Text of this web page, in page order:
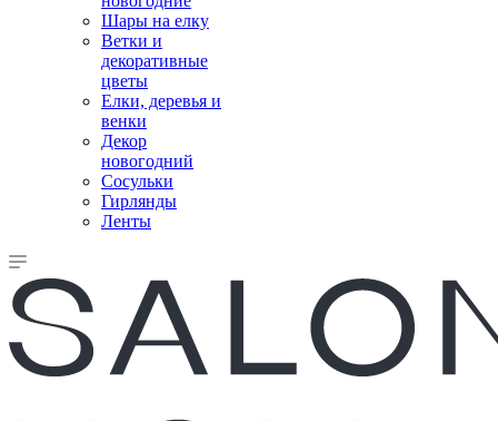
Шары на елку
Ветки и
декоративные
цветы
Елки, деревья и
венки
Декор
новогодний
Сосульки
Гирлянды
Ленты